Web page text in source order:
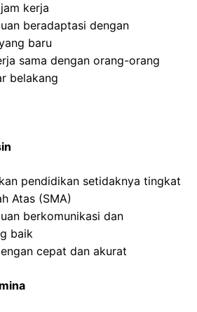
kerja
beradaptasi dengan
baru
sama dengan orang-orang
belakang
pendidikan setidaknya tingkat
Atas (SMA)
berkomunikasi dan
baik
cepat dan akurat